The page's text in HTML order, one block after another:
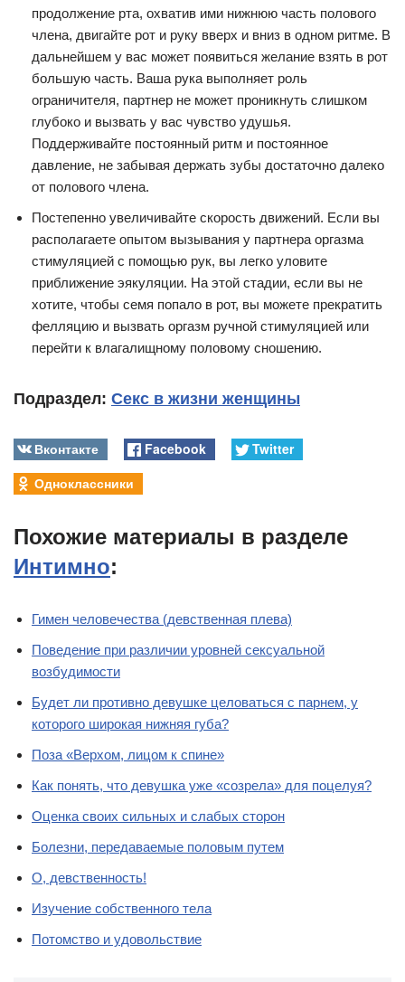
продолжение рта, охватив ими нижнюю часть полового
члена, двигайте рот и руку вверх и вниз в одном ритме. В
дальнейшем у вас может появиться желание взять в рот
большую часть. Ваша рука выполняет роль
ограничителя, партнер не может проникнуть слишком
глубоко и вызвать у вас чувство удушья.
Поддерживайте постоянный ритм и постоянное
давление, не забывая держать зубы достаточно далеко
от полового члена.
Постепенно увеличивайте скорость движений. Если вы
располагаете опытом вызывания у партнера оргазма
стимуляцией с помощью рук, вы легко уловите
приближение эякуляции. На этой стадии, если вы не
хотите, чтобы семя попало в рот, вы можете прекратить
фелляцию и вызвать оргазм ручной стимуляцией или
перейти к влагалищному половому сношению.
Подраздел: Секс в жизни женщины
Вконтакте Facebook
Twitter
Одноклассники
Похожие материалы в разделе
Интимно:
Гимен человечества (девственная плева)
Поведение при различии уровней сексуальной
возбудимости
Будет ли противно девушке целоваться с парнем, у
которого широкая нижняя губа?
Поза «Верхом, лицом к спине»
Как понять, что девушка уже «созрела» для поцелуя?
Оценка своих сильных и слабых сторон
Болезни, передаваемые половым путем
О, девственность!
Изучение собственного тела
Потомство и удовольствие